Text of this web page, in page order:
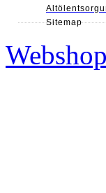
Alt
Sitemap
Webshop